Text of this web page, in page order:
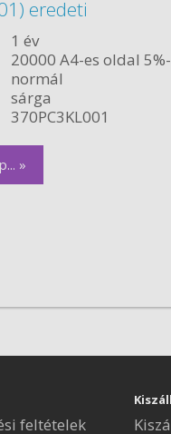
eredeti
1 év
20000 A4-es oldal
normál
sárga
370PC3KL001
»
feltételek